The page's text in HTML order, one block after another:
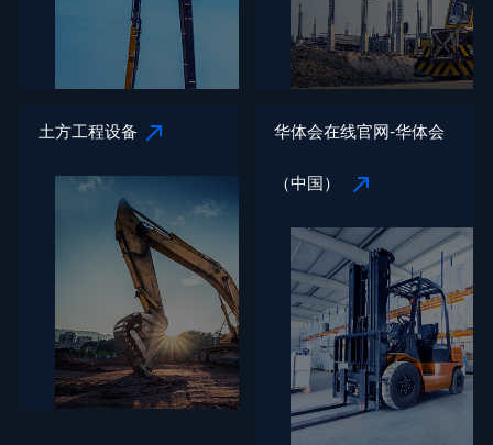
土方工程设备 华体会在线官网-华体会
（中国）